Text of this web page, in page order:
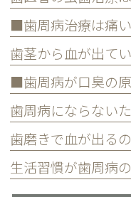
歯茎から血が出て
歯周病にならない
歯磨きで血が出る